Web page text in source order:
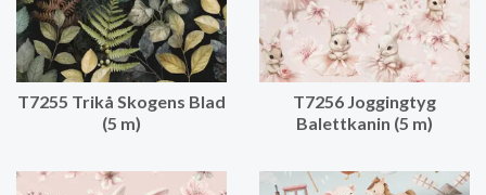
T7255 Trikå Skogens Blad
(5 m)
T7256 Joggingtyg
Balettkanin (5 m)